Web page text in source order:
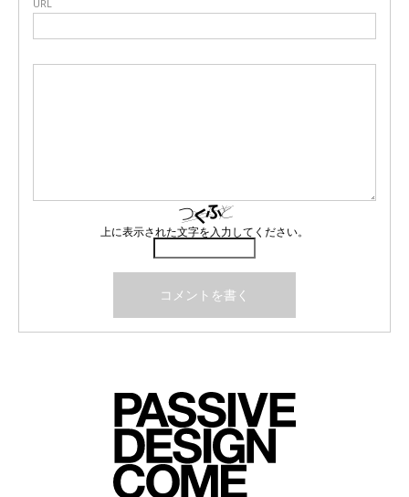
URL
上に表示された文字を入力してください。